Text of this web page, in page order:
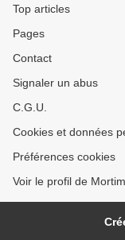
Top articles
Pages
Contact
Signaler un abus
C.G.U.
Cookies et données
Préférences cookies
Voir le profil de